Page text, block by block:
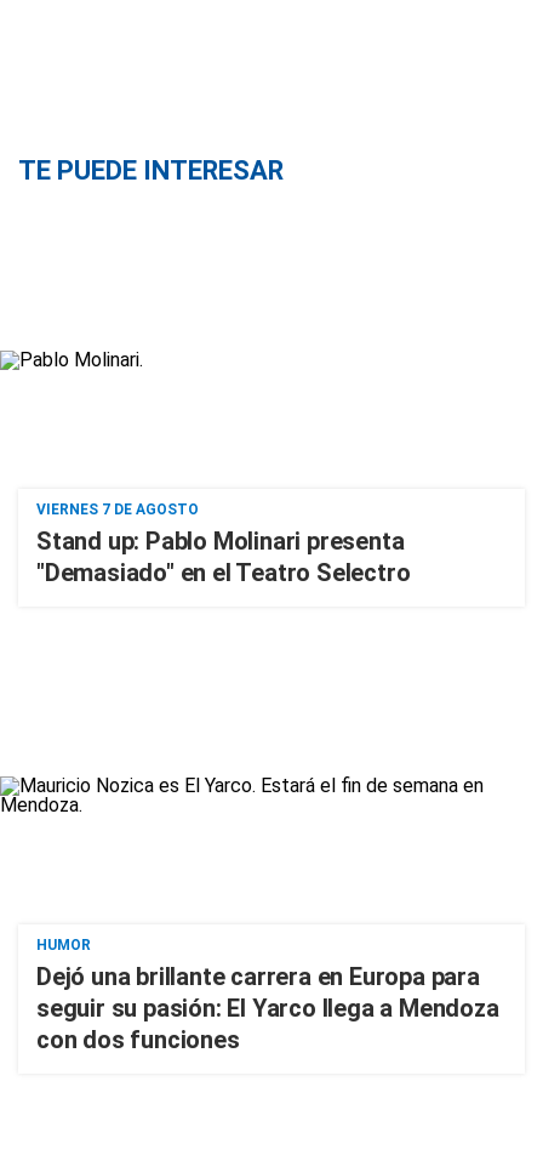
TE PUEDE INTERESAR
VIERNES 7 DE AGOSTO
Stand up: Pablo Molinari presenta
"Demasiado" en el Teatro Selectro
HUMOR
Dejó una brillante carrera en Europa para
seguir su pasión: El Yarco llega a Mendoza
con dos funciones